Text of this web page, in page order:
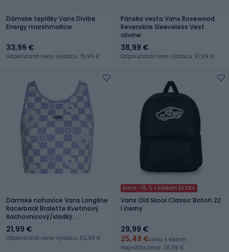
Dámske tepláky Vans Divibe
Energy marshmallow
33,99 €
Odporúčaná cena výrobcu: 76,99 €
Pánska vesta Vans Rosewood
Reversible Sleeveless Vest
olivine
38,99 €
Odporúčaná cena výrobcu: 97,99 €
Dámske nohavice Vans Longline
Racerback Bralette Kvetinový
šachovnicový/sladký
levanduľový top
21,99 €
Odporúčaná cena výrobcu: 52,99 €
Extra -15 % s kódom EXTRA
Vans Old Skool Classic Batoh 22
l čierny
29,99 €
25,49 €cena s kódom
Najnižšia cena: 26,99 €